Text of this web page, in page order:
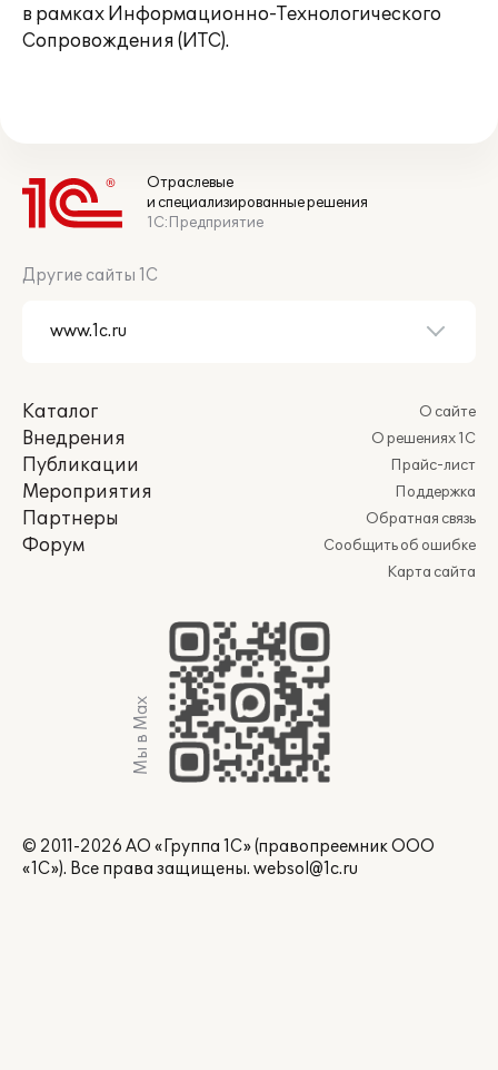
в рамках Информационно-Технологического
Сопровождения (ИТС).
Отраслевые
и специализированные решения
1С:Предприятие
Другие сайты 1С
Каталог
Внедрения
Публикации
Мероприятия
Партнеры
Форум
О сайте
О решениях 1С
Прайс-лист
Поддержка
Обратная связь
Сообщить об ошибке
Карта сайта
Мы в Max
© 2011-2026 АО «Группа 1С» (правопреемник ООО
«1С»). Все права защищены. websol@1c.ru